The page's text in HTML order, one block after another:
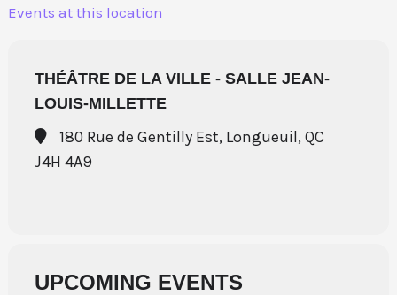
Aller
Events at this location
THÉÂTRE DE LA VILLE - SALLE JEAN-
LOUIS-MILLETTE
180 Rue de Gentilly Est, Longueuil, QC
J4H 4A9
UPCOMING EVENTS